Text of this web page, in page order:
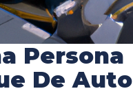
Persona
De Auto